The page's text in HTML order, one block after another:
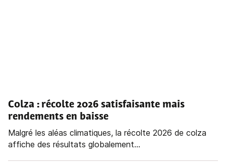
Colza : récolte 2026 satisfaisante mais
rendements en baisse
Malgré les aléas climatiques, la récolte 2026 de colza
affiche des résultats globalement...